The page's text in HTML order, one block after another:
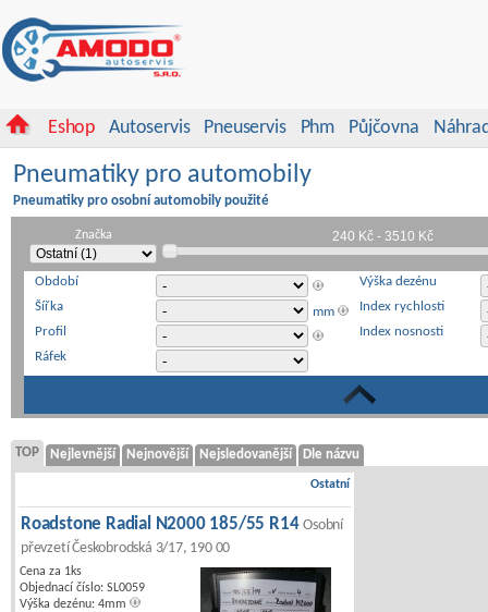
Eshop Autoservis Pneuservis Phm Půjčovna
Pneumatiky pro automobily
Pneumatiky pro osobní automobily použité
Značka
Období
Výška dezénu
Šířka
mm
Index rychlosti
Profil
Index nosnosti
Ráfek
TOP Nejlevnější Nejnovější Nejsledovanější Dle názvu
Ostatní
Roadstone Radial N2000 185/55 R14Osobní
převzetí Českobrodská 3/17, 190 00
Cena za 1ks
Objednací číslo: SL0059
Výška dezénu: 4mm